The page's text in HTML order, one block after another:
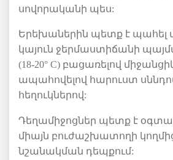
սովորականի պես:
Երեխաներին պետք է պահել
կայուն ջերմաստիճանի
(18-20° C) բացառելով
ապահովելով հարուստ
հեղուկներով:
Դեղամիջոցներ պետք է
միայն բուժաշխատողի
նշանակման դեպքում: